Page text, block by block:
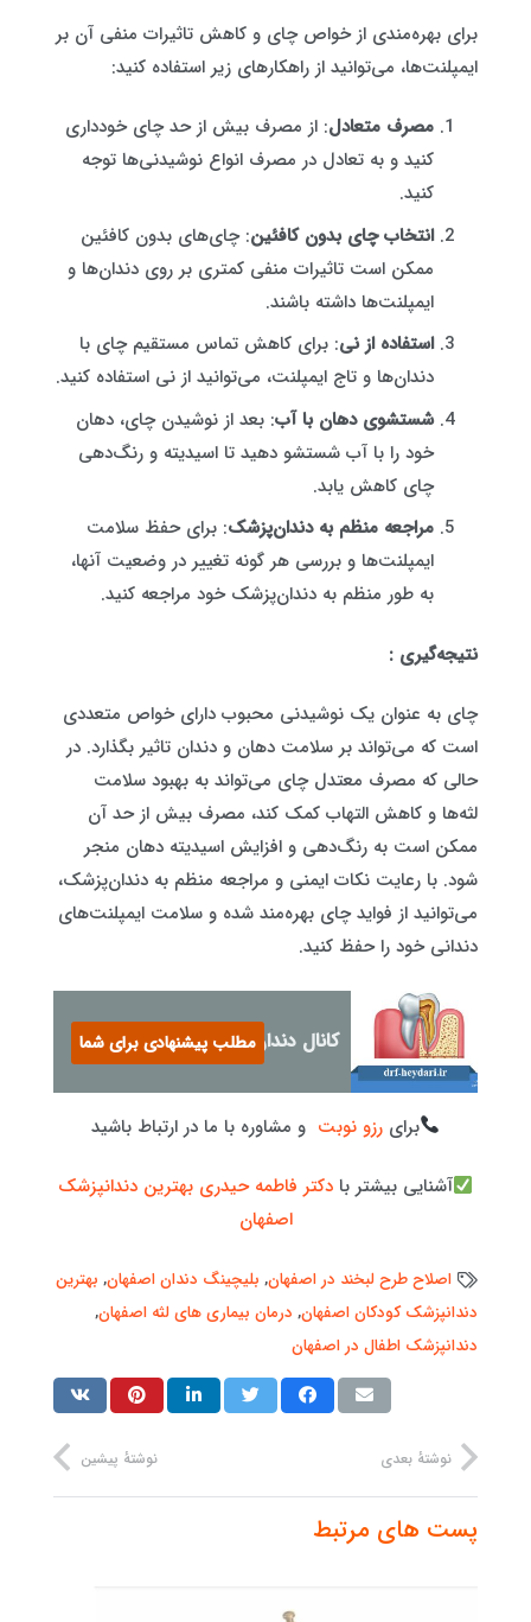
برای بهره‌مندی از خواص چای و کاهش تاثیرات منفی آن بر
ایمپلنت‌ها، می‌توانید از راهکارهای زیر استفاده کنید:
مصرف متعادل: از مصرف بیش از حد چای خودداری
کنید و به تعادل در مصرف انواع نوشیدنی‌ها توجه
کنید.
انتخاب چای بدون کافئین: چای‌های بدون کافئین
ممکن است تاثیرات منفی کمتری بر روی دندان‌ها و
ایمپلنت‌ها داشته باشند.
استفاده از نی: برای کاهش تماس مستقیم چای با
دندان‌ها و تاج ایمپلنت، می‌توانید از نی استفاده کنید.
شستشوی دهان با آب: بعد از نوشیدن چای، دهان
خود را با آب شستشو دهید تا اسیدیته و رنگ‌دهی
چای کاهش یابد.
مراجعه منظم به دندان‌پزشک: برای حفظ سلامت
ایمپلنت‌ها و بررسی هر گونه تغییر در وضعیت آنها،
به طور منظم به دندان‌پزشک خود مراجعه کنید.
نتیجه‌گیری :
چای به عنوان یک نوشیدنی محبوب دارای خواص متعددی
است که می‌تواند بر سلامت دهان و دندان تاثیر بگذارد. در
حالی که مصرف معتدل چای می‌تواند به بهبود سلامت
لثه‌ها و کاهش التهاب کمک کند، مصرف بیش از حد آن
ممکن است به رنگ‌دهی و افزایش اسیدیته دهان منجر
شود. با رعایت نکات ایمنی و مراجعه منظم به دندان‌پزشک،
می‌توانید از فواید چای بهره‌مند شده و سلامت ایمپلنت‌های
دندانی خود را حفظ کنید.
کانال دندان چیست؟مطلب پیشنهادی برای شما
برای رزو نوبت و مشاوره با ما در ارتباط باشید
آشنایی بیشتر بادکتر فاطمه حیدری بهترین دندانپزشک
اصفهان
اصلاح طرح لبخند در اصفهان, بلیچینگ دندان اصفهان, بهترین
دندانپزشک کودکان اصفهان, درمان بیماری های لثه اصفهان,
دندانپزشک اطفال در اصفهان
نوشتهٔ پیشین نوشتهٔ بعدی
پست های مرتبط